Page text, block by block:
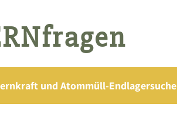
und Atommüll-Endlagersuche